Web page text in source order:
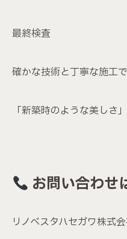
最終検査
確かな技術と丁寧な施工で
「新築時のような美しさ
お問い合わせ
リノベスタハセガワ株式